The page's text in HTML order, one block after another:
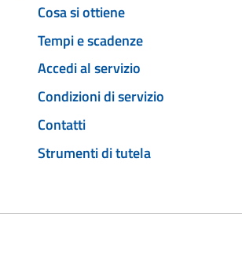
Cosa si ottiene
Tempi e scadenze
Accedi al servizio
Condizioni di servizio
Contatti
Strumenti di tutela